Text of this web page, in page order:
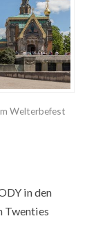
Welterbefest
in den
Twenties